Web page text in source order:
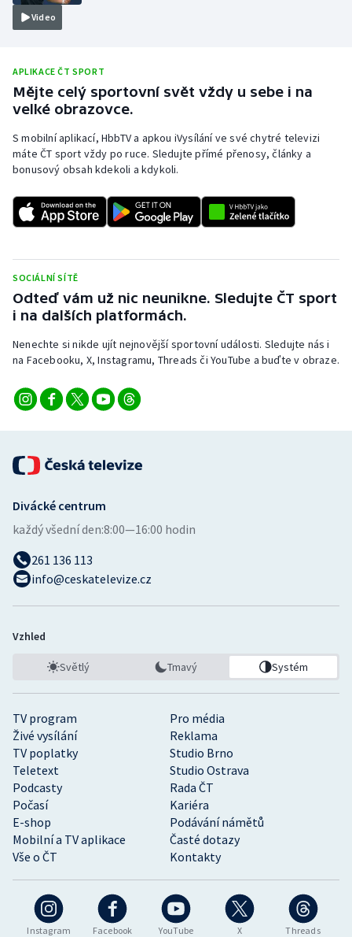
Plážový volejbal
Rychlobruslení
Rychlostní kanoistika
Short track
Sportovní střelba
Triatlon
Veslování
Vodní slalom
Volejbal
Ostatní
Video
APLIKACE ČT SPORT
Mějte celý sportovní svět vždy u sebe i na
velké obrazovce.
S mobilní aplikací, HbbTV a apkou iVysílání ve své chytré televizi
máte ČT sport vždy po ruce. Sledujte přímé přenosy, články a
bonusový obsah kdekoli a kdykoli.
SOCIÁLNÍ SÍTĚ
Odteď vám už nic neunikne. Sledujte ČT sport
i na dalších platformách.
Nenechte si nikde ujít nejnovější sportovní události. Sledujte nás i
na Facebooku, X, Instagramu, Threads či YouTube a buďte v obraze.
Instagram Facebook YouTube X Threads
TV program
Pro média
Živé vysílání
Reklama
TV poplatky
Studio Brno
Teletext
Studio Ostrava
Podcasty
Rada ČT
Počasí
Kariéra
E-shop
Podávání námětů
Mobilní a TV aplikace
Časté dotazy
Vše o ČT
Kontakty
Divácké centrum
každý všední den:8:00—16:00 hodin
261 136 113
info@ceskatelevize.cz
Vzhled
Světlý Tmavý Systém